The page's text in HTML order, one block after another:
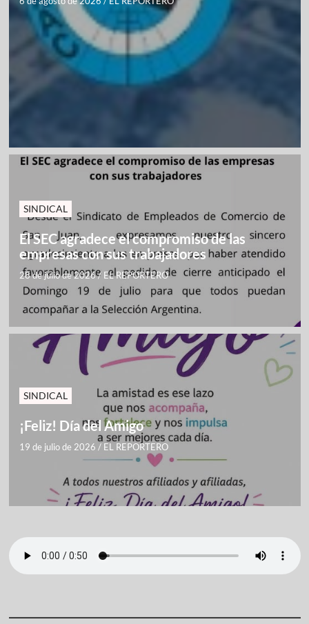
SINDICAL
El SEC agradece el compromiso de las
empresas con sus trabajadores
28 de julio de 2026/ EL REPORTERO
SINDICAL
¡Feliz! Día del Amigo
19 de julio de 2026 / EL REPORTERO